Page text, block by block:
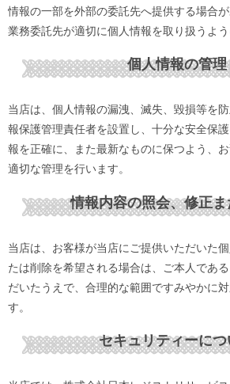
情報の一部を外部の委託先へ提供する場合が
業務委託先が適切に個人情報を取り扱うよう
個人情報の管理
当店は、個人情報の漏洩、滅失、毀損等を
報保護管理責任者を設置し、十分な安全保
報を正確に、また最新なものに保つよう、
適切な管理を行います。
情報内容の照会、修正
当店は、お客様が当店にご提供いただいた
たは削除を希望される場合は、ご本人であ
だいたうえで、合理的な範囲ですみやかに
す。
セキュリティーにつ